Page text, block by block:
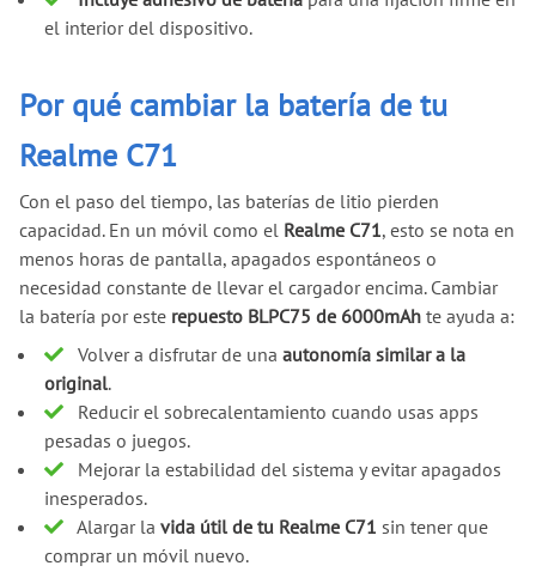
el interior del dispositivo.
Por qué cambiar la batería de tu
Realme C71
Con el paso del tiempo, las baterías de litio pierden
capacidad. En un móvil como el Realme C71, esto se nota en
menos horas de pantalla, apagados espontáneos o
necesidad constante de llevar el cargador encima. Cambiar
la batería por este repuesto BLPC75 de 6000mAh te ayuda a:
Volver a disfrutar de una autonomía similar a la
original.
Reducir el sobrecalentamiento cuando usas apps
pesadas o juegos.
Mejorar la estabilidad del sistema y evitar apagados
inesperados.
Alargar la vida útil de tu Realme C71 sin tener que
comprar un móvil nuevo.